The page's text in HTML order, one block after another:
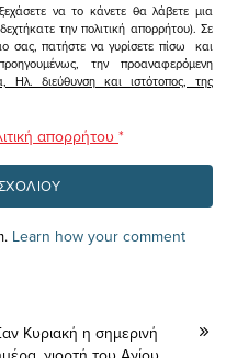
να το κάνετε θα λάβετε μια
την πολιτική απορρήτου). Σε
σας, πατήστε να γυρίσετε πίσω και
την προαναφερόμενη
διεύθυνση και ιστότοπος, της
απορρήτου *
Learn how your comment
Κυριακή η σημερινή